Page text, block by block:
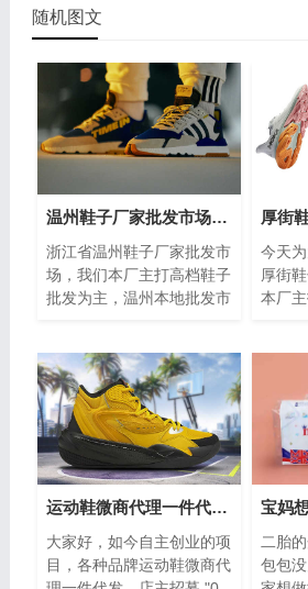
随机图文
温州鞋子厂家批发市场，高端的设计，支持全球一件代发
浙江省温州鞋子厂家批发市
场，我们本厂主打高档鞋子
批发为主，温州本地批发市
件代发。现...
今天
厚街
本厂
运动鞋微商代理一件代发-店主招募＂0门槛＂创业项目
大家好，如今自主创业的项
目，各种品牌运动鞋微商代
二胎
包包